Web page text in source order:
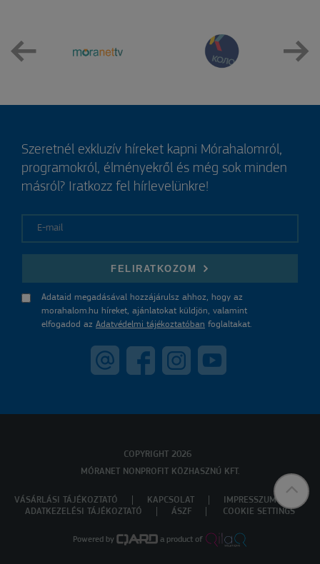
Szeretnél exkluzív híreket kapni Mórahalomról,
programokról, élményekről és még sok minden
másról? Iratkozz fel hírlevelünkre!
FELIRATKOZOM
Adataid megadásával hozzájárulsz ahhoz, hogy az
morahalom.hu híreket, ajánlatokat küldjön, valamint
elfogadod az Adatvédelmi tájékoztatóban foglaltakat.
COPYRIGHT 2026
MÓRANET NONPROFIT KÖZHASZNÚ KFT.
VÁSÁRLÁSI TÁJÉKOZTATÓ KAPCSOLAT
IMPRESSZUM
ADATKEZELÉSI TÁJÉKOZTATÓ
ÁSZF COOKIE SETTINGS
Powered by a product of